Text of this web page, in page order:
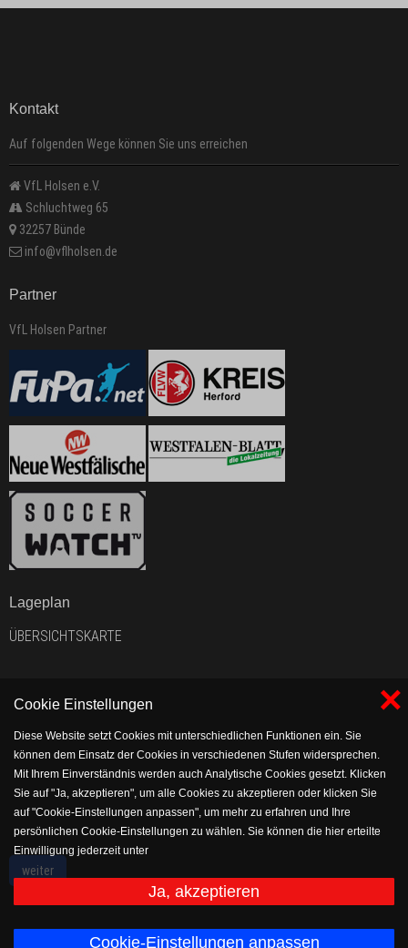
×
Cookie Einstellungen
Diese Website setzt Cookies mit unterschiedlichen Funktionen ein. Sie
können dem Einsatz der Cookies in verschiedenen Stufen widersprechen.
Mit Ihrem Einverständnis werden auch Analytische Cookies gesetzt. Klicken
Sie auf "Ja, akzeptieren", um alle Cookies zu akzeptieren oder klicken Sie
auf "Cookie-Einstellungen anpassen", um mehr zu erfahren und Ihre
persönlichen Cookie-Einstellungen zu wählen. Sie können die hier erteilte
Einwilligung jederzeit unter
https://www.vflholsen.com/verein/impressum/datenschutz widerrufen bzw.
Ja, akzeptieren
Cookie-Einstellungen anpassen
Kontakt
Auf folgenden Wege können Sie uns erreichen
VfL Holsen e.V.
Schluchtweg 65
32257 Bünde
info@vflholsen.de
Partner
VfL Holsen Partner
Lageplan
ÜBERSICHTSKARTE
weiter